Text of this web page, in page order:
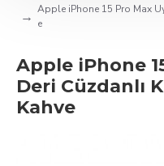
Apple iPhone 15 Pro Max
e
Apple iPhone
Deri Cüzdanlı
Kahve